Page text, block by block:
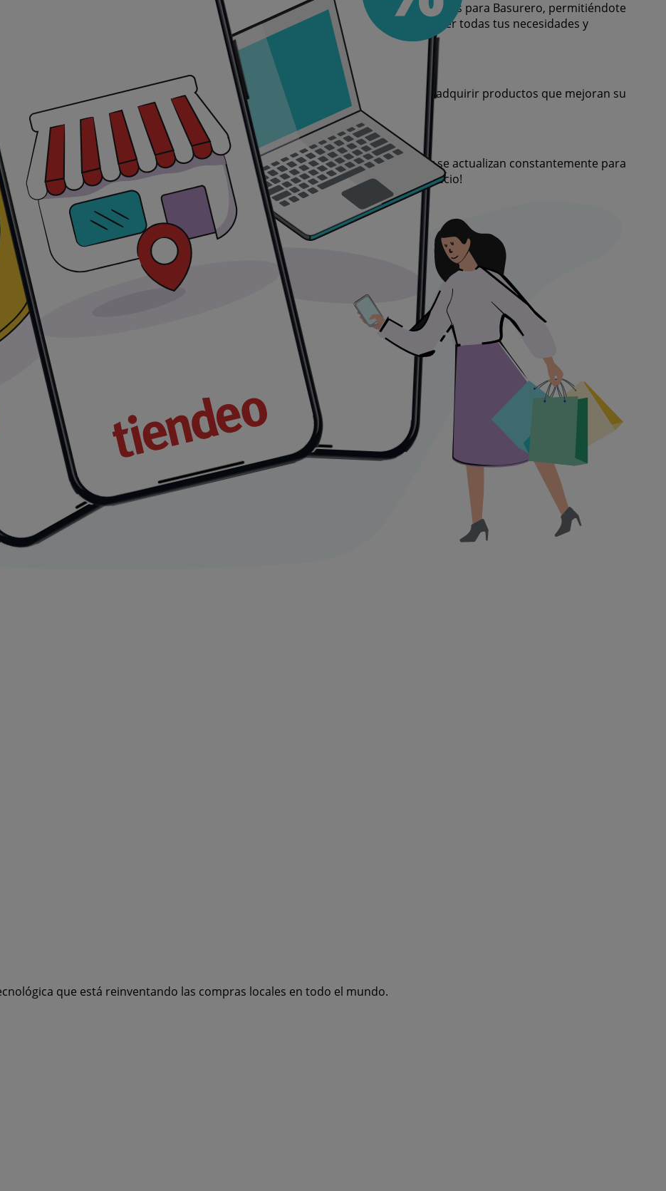
de tus compras. Por ello, hemos seleccionado con esmero una variedad de ofertas para Basurero, permitiéndote
Nuestra selección abarca una gran variedad de opciones para satisfacer todas tus necesidades y
de ahorro.
favorita de miles de usuarios que buscan no solo ahorrar, sino también adquirir productos que mejoran su
mejores ofertas y promociones en esperándote.
a precios insuperables. Recuerda, nuestras ofertas son por tiempo limitado y se actualizan constantemente para
pierdas la oportunidad de conseguir Basurero que tanto deseas al mejor precio!
que está reinventando las compras locales en todo el mundo.